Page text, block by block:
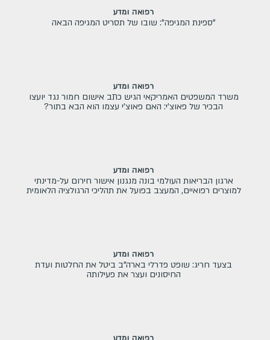
רפואה ומדע
"ספינת המגיפה": שובו של תסריט המגיפה הבאה
רפואה ומדע
משרד המשפטים האמריקאי הגיש כתב אישום חמור נגד יועצו
הבכיר של פאוצ'י: האם פאוצ'י עצמו הוא הבא בתור?
רפואה ומדע
ארגון הבריאות העולמי בונה מנגנון אישור חירום על-מדינתי
למוצרים רפואיים, המעצב בפועל את תהליכי הרגולציה הלאומית
רפואה ומדע
בצעד חריג: שופט פדרלי בארה"ב ביטל את החלטות ועדת
החיסונים ועצר את פעילותה